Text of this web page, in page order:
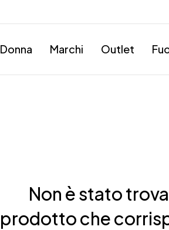
Donna Marchi Outlet
Non è stato
prodotto che